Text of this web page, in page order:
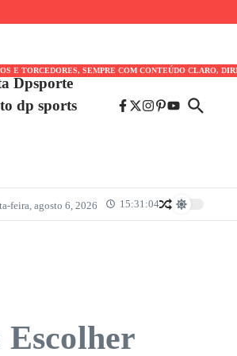
E TORCEDORES, SEMPRE COM CONTEÚDO CLARO,
Dpsporte
dp sports
feira, agosto 6, 2026 15:31:04